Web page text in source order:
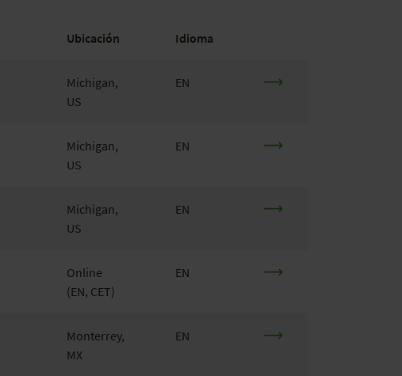
Ubicación Idioma
Michigan,
US
EN
Michigan,
US
EN
Michigan,
US
EN
Online
(EN, CET)
EN
Monterrey,
MX
EN